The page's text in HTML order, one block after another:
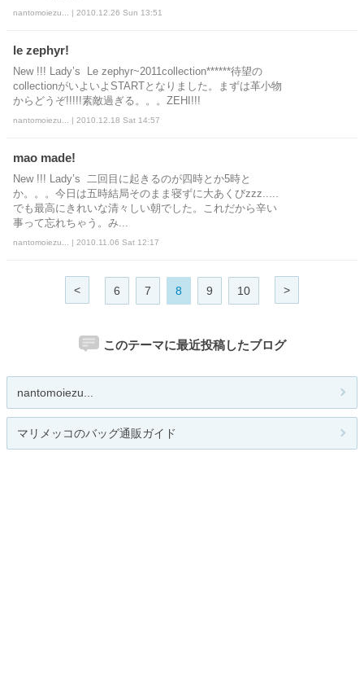
nantomoiezu... | 2010.12.26 Sun 13:51
le zephyr!
New !!! Lady’s Le zephyr~2011collection******待望の
collectionがいよいよSTARTとなりました。まずは革小物
からどうぞ!!!!!素敵過ぎる。。。ZEHI!!!
nantomoiezu... | 2010.12.18 Sat 14:57
mao made!
New !!! Lady’s 二回目に起きるのが四時とか5時と
か。。。今日は五時結局そのまま寝ずに大あくびzzz.....
でも最高にきれいな清々しい朝でした。これだから辛い
事って忘れちゃう。み...
nantomoiezu... | 2010.11.06 Sat 12:17
< 6 7 8 9 10 >
このテーマに最近投稿したブログ
nantomoiezu...
マリメッコのバッグ通販ガイド